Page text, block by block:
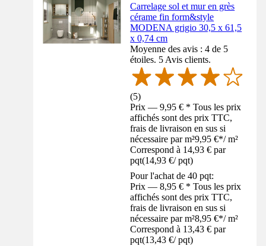
Carrelage sol et mur en grès
cérame fin form&style
MODENA grigio 30,5 x 61,5
x 0,74 cm
Moyenne des avis : 4 de 5
étoiles. 5 Avis clients.
(5)
Prix — 9,95 € * Tous les prix
affichés sont des prix TTC,
frais de livraison en sus si
nécessaire par m²9,95 €*/ m²
Correspond à 14,93 € par
pqt(14,93 €/ pqt)
Pour l'achat de 40 pqt:
Prix — 8,95 € * Tous les prix
affichés sont des prix TTC,
frais de livraison en sus si
nécessaire par m²8,95 €*/ m²
Correspond à 13,43 € par
pqt(13,43 €/ pqt)